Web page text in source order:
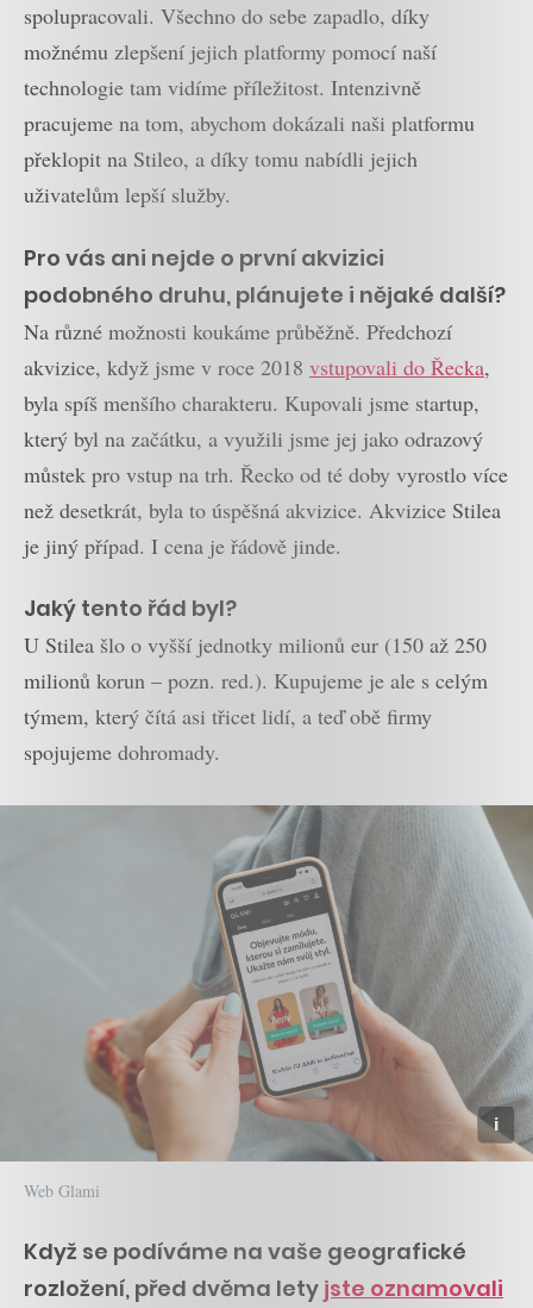
spolupracovali. Všechno do sebe zapadlo, díky
možnému zlepšení jejich platformy pomocí naší
technologie tam vidíme příležitost. Intenzivně
pracujeme na tom, abychom dokázali naši platformu
překlopit na Stileo, a díky tomu nabídli jejich
uživatelům lepší služby.
Pro vás ani nejde o první akvizici
podobného druhu, plánujete i nějaké další?
Na různé možnosti koukáme průběžně. Předchozí
akvizice, když jsme v roce 2018 vstupovali do Řecka,
byla spíš menšího charakteru. Kupovali jsme startup,
který byl na začátku, a využili jsme jej jako odrazový
můstek pro vstup na trh. Řecko od té doby vyrostlo více
než desetkrát, byla to úspěšná akvizice. Akvizice Stilea
je jiný případ. I cena je řádově jinde.
Jaký tento řád byl?
U Stilea šlo o vyšší jednotky milionů eur (150 až 250
milionů korun – pozn. red.). Kupujeme je ale s celým
týmem, který čítá asi třicet lidí, a teď obě firmy
spojujeme dohromady.
Web Glami
Když se podíváme na vaše geografické
rozložení, před dvěma lety jste oznamovali